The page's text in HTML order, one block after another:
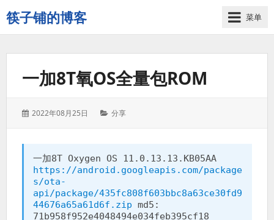
筷子铺的博客
记
录
菜单
一加8T氧OS全量包ROM
发
2022年08月25日
分
分享
https://android.googleapis.com/package
s/ota-
api/package/435fc808f603bbc8a63ce30fd9
44676a65a61d6f.zip md5:
71b958f952e4048494e034feb395cf18